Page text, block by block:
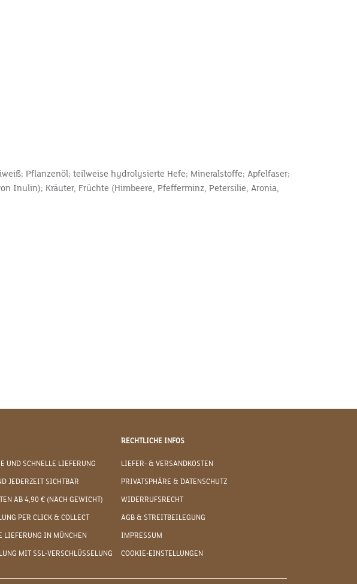
Pflanzenöl; teilweise hydrolysierte Hefe; Mineralstoffe; Apfelfaser;
Inulin); Kräuter, Früchte (Himbeere, Pfefferminz, Petersilie, Aronia,
UND SCHNELLE LIEFERUNG
JEDERZEIT SICHTBAR
AB 4,90 € (NACH GEWICHT)
PER CLICK & COLLECT
LIEFERUNG IN MÜNCHEN
MIT SSL-VERSCHLÜSSELUNG
RECHTLICHE INFOS
LIEFER- & VERSANDKOSTEN
PRIVATSPHÄRE & DATENSCHUTZ
WIDERRUFSRECHT
AGB & STREITBEILEGUNG
IMPRESSUM
COOKIE-EINSTELLUNGEN